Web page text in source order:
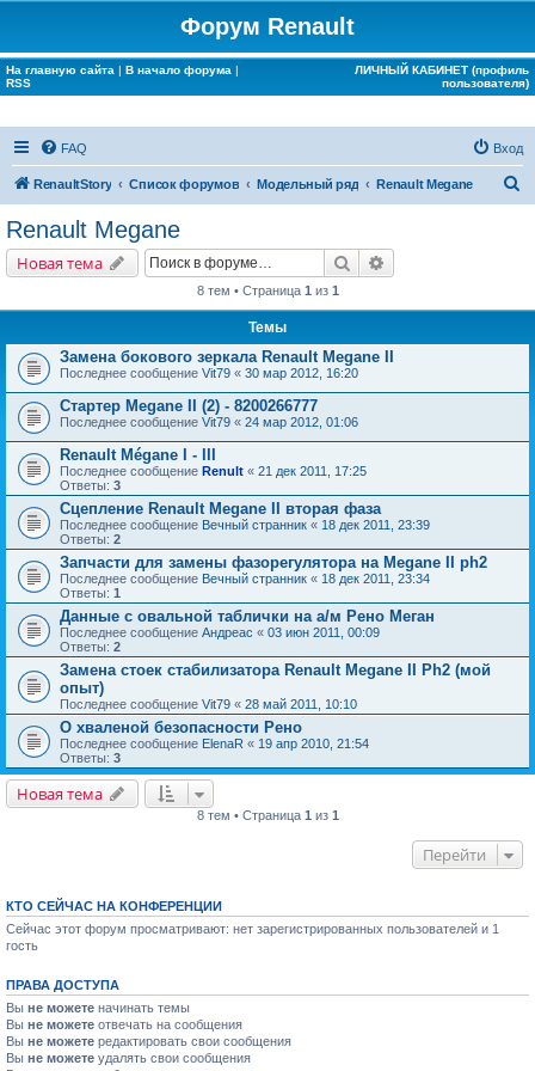
Форум Renault
На главную сайта | В начало форума |
RSS
ЛИЧНЫЙ КАБИНЕТ (профиль
пользователя)
FAQ Вход
RenaultStory Список форумов Модельный ряд Renault Megane
Renault Megane
Новая тема Поиск
8 тем • Страница 1 из 1
Темы
Замена бокового зеркала Renault Megane II
Последнее сообщение Vit79 « 30 мар 2012, 16:20
Стартер Megane II (2) - 8200266777
Последнее сообщение Vit79 « 24 мар 2012, 01:06
Renault Mégane I - III
Последнее сообщение Renult « 21 дек 2011, 17:25
Ответы: 3
Сцепление Renault Megane II вторая фаза
Последнее сообщение Вечный странник « 18 дек 2011, 23:39
Ответы: 2
Запчасти для замены фазорегулятора на Megane II ph2
Последнее сообщение Вечный странник « 18 дек 2011, 23:34
Ответы: 1
Данные с овальной таблички на а/м Рено Меган
Последнее сообщение Андреас « 03 июн 2011, 00:09
Ответы: 2
Замена стоек стабилизатора Renault Megane II Ph2 (мой
опыт)
Последнее сообщение Vit79 « 28 май 2011, 10:10
О хваленой безопасности Рено
Последнее сообщение ElenaR « 19 апр 2010, 21:54
Ответы: 3
Новая тема
8 тем • Страница 1 из 1
Перейти
КТО СЕЙЧАС НА КОНФЕРЕНЦИИ
Сейчас этот форум просматривают: нет зарегистрированных пользователей и 1
гость
ПРАВА ДОСТУПА
Вы не можете начинать темы
Вы не можете отвечать на сообщения
Вы не можете редактировать свои сообщения
Вы не можете удалять свои сообщения